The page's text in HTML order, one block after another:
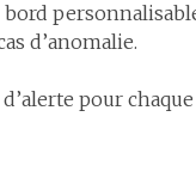
d’anomalie.
pour